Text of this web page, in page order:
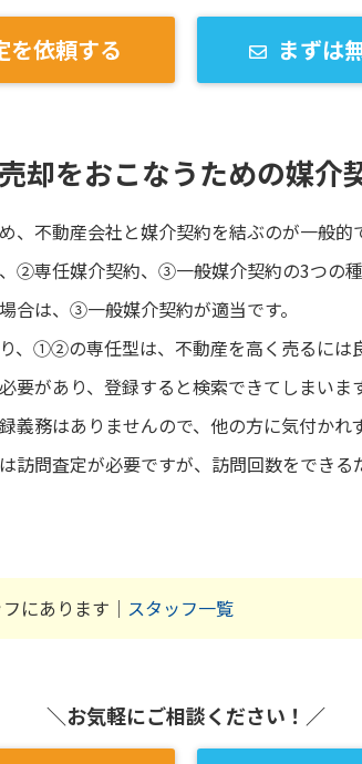
を依頼する まずは
却をおこなうための媒介
不動産会社と媒介契約を結ぶのが一般的
②専任媒介契約、③一般媒介契約の3つの種
合は、③一般媒介契約が適当です。
、①②の専任型は、不動産を高く売るには
があり、登録すると検索できてしまいます
務はありませんので、他の方に気付かれ
訪問査定が必要ですが、訪問回数をでき
にあります｜ スタッフ一覧
＼お気軽にご相談ください！／